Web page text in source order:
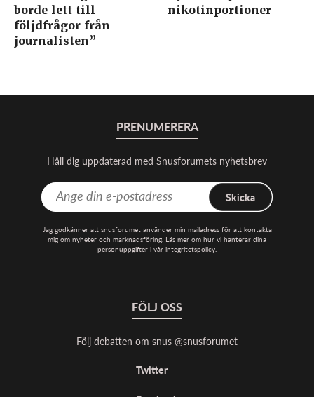
borde lett till
följdfrågor från
journalisten”
nikotinportioner
PRENUMERERA
Håll dig uppdaterad med Snusforumets nyhetsbrev
Skicka
Jag godkänner att snusforumet använder min mailadress för att kontakta
mig om nyheter och marknadsföring. Läs mer om hur vi hanterar dina
personuppgifter i vår integritetspolicy.
FÖLJ OSS
Följ debatten om snus @snusforumet
Twitter